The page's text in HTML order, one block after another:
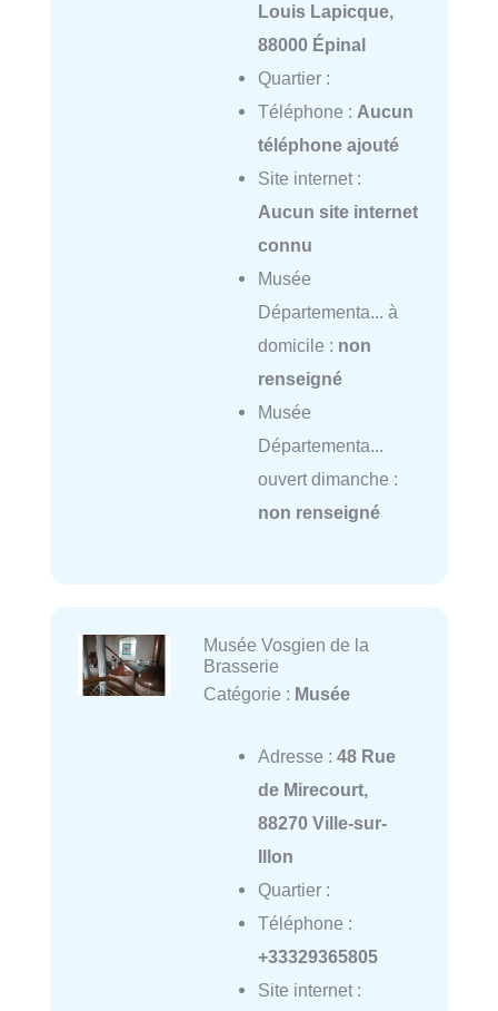
Louis Lapicque,
88000 Épinal
Quartier :
Téléphone : Aucun
téléphone ajouté
Site internet :
Aucun site internet
connu
Musée
Départementa... à
domicile : non
renseigné
Musée
Départementa...
ouvert dimanche :
non renseigné
Musée Vosgien de la
Brasserie
Catégorie : Musée
Adresse : 48 Rue
de Mirecourt,
88270 Ville-sur-
Illon
Quartier :
Téléphone :
+33329365805
Site internet :